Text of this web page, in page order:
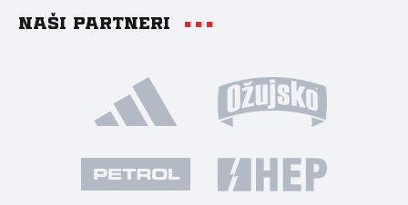
Naši partneri